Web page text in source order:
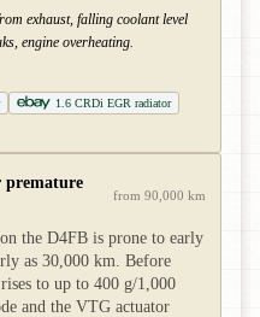
exhaust, falling coolant level
engine overheating.
1.6 CRDi EGR radiator
premature
from 90,000 km
the D4FB is prone to early
as 30,000 km. Before
to up to 400 g/1,000
and the VTG actuator